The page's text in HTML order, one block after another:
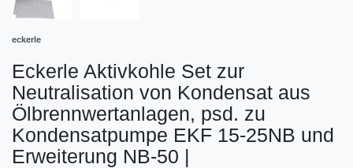
eckerle
Eckerle Aktivkohle Set zur
Neutralisation von Kondensat aus
Ölbrennwertanlagen, psd. zu
Kondensatpumpe EKF 15-25NB und
Erweiterung NB-50 |